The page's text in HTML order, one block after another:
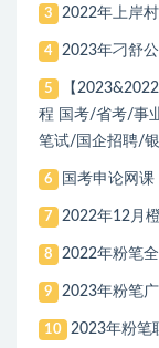
3 2022年上岸
4 2023年刁舒
5
【
程 国考/省考/事
笔试/国企招聘/
6 国考申论网课
7 2022年12月
8 2022年粉笔
9 2023年粉笔
10 2023年粉笔